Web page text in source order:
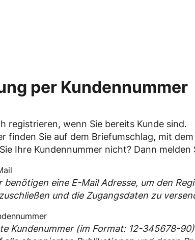
per Kundennummer
registrieren, wenn Sie bereits Kunde sind.
finden Sie auf dem Briefumschlag, mit
Ihre Kundennummer nicht? Dann melden
benötigen eine E-Mail Adresse, um den
und die Zugangsdaten zu
Kundenummer (im Format: 12-345678-